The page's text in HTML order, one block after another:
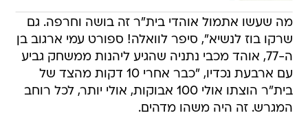
מה שעשו אתמול אוהדי בית"ר זה בושה וחרפה. גם
שרקו בוז לנשיא", סיפר לוואלה! ספורט עמי ארגוב בן
ה-77, אוהד מכבי נתניה שהגיע ליהנות ממשחק גביע
עם ארבעת נכדיו, "כבר אחרי 10 דקות מהצד של
בית"ר הוצתו אולי 100 אבוקות, אולי יותר, לכל רוחב
המגרש. זה היה משהו מדהים.